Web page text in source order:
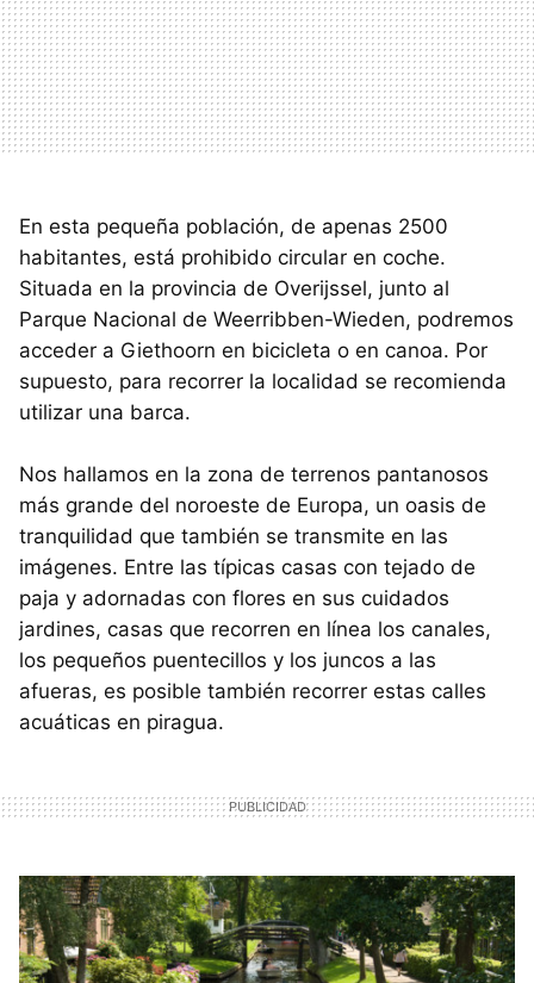
En esta pequeña población, de apenas 2500
habitantes, está prohibido circular en coche.
Situada en la provincia de Overijssel, junto al
Parque Nacional de Weerribben-Wieden, podremos
acceder a Giethoorn en bicicleta o en canoa. Por
supuesto, para recorrer la localidad se recomienda
utilizar una barca.
Nos hallamos en la zona de terrenos pantanosos
más grande del noroeste de Europa, un oasis de
tranquilidad que también se transmite en las
imágenes. Entre las típicas casas con tejado de
paja y adornadas con flores en sus cuidados
jardines, casas que recorren en línea los canales,
los pequeños puentecillos y los juncos a las
afueras, es posible también recorrer estas calles
acuáticas en piragua.